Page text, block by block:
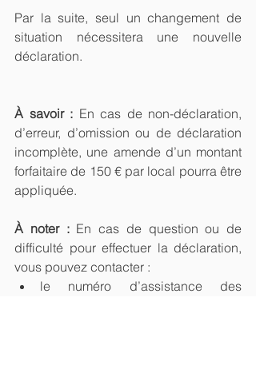
Par la suite, seul un changement de
situation nécessitera une nouvelle
déclaration.
À savoir : En cas de non-déclaration,
d’erreur, d’omission ou de déclaration
incomplète, une amende d’un montant
forfaitaire de 150 € par local pourra être
appliquée.
À noter : En cas de question ou de
difficulté pour effectuer la déclaration,
vous pouvez contacter :
le numéro d’assistance des